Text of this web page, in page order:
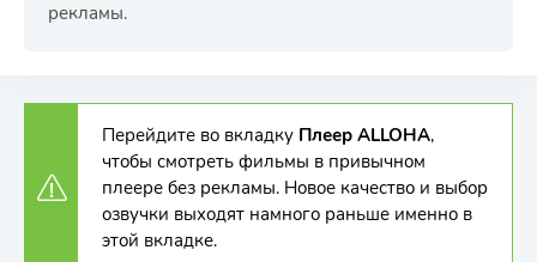
рекламы.
Перейдите во вкладку Плеер ALLOHA,
чтобы смотреть фильмы в привычном
плеере без рекламы. Новое качество и выбор
озвучки выходят намного раньше именно в
этой вкладке.